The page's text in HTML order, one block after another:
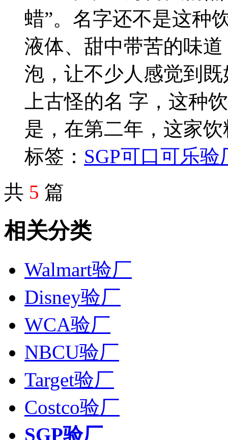
蜡”。名字还不是这种
液体、甜中带苦的味
泡，让不少人感觉到
上古怪的名 字，这种
是，在第二年，这家
标签： SGP可口可乐验
共 5 篇
相关分类
Walmart验厂
Disney验厂
WCA验厂
NBCU验厂
Target验厂
Costco验厂
SGP验厂